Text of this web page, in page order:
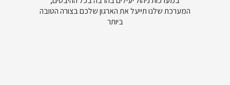
המערכת שלנו תייעל את הארגון שלכם בצורה הטובה
ביותר